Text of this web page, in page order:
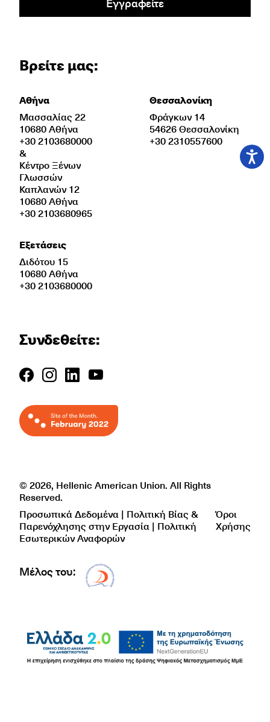
Βρείτε μας:
Αθήνα
Μασσαλίας 22
10680 Αθήνα
+30 2103680000
&
Κέντρο Ξένων
Γλωσσών
Καπλανών 12
10680 Αθήνα
+30 2103680965
Εξετάσεις
Διδότου 15
10680 Αθήνα
+30 2103680000
Θεσσαλονίκη
Φράγκων 14
54626 Θεσσαλονίκη
+30 2310557600
Συνδεθείτε:
© 2026, Hellenic American Union. All Rights
Reserved.
Προσωπικά Δεδομένα | Πολιτική Βίας &
Παρενόχλησης στην Εργασία | Πολιτική
Εσωτερικών Αναφορών
Όροι
Χρήσης
Μέλος του: